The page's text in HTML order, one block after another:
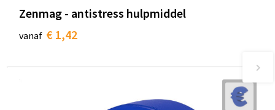
Zenmag - antistress hulpmiddel
vanaf € 1,42